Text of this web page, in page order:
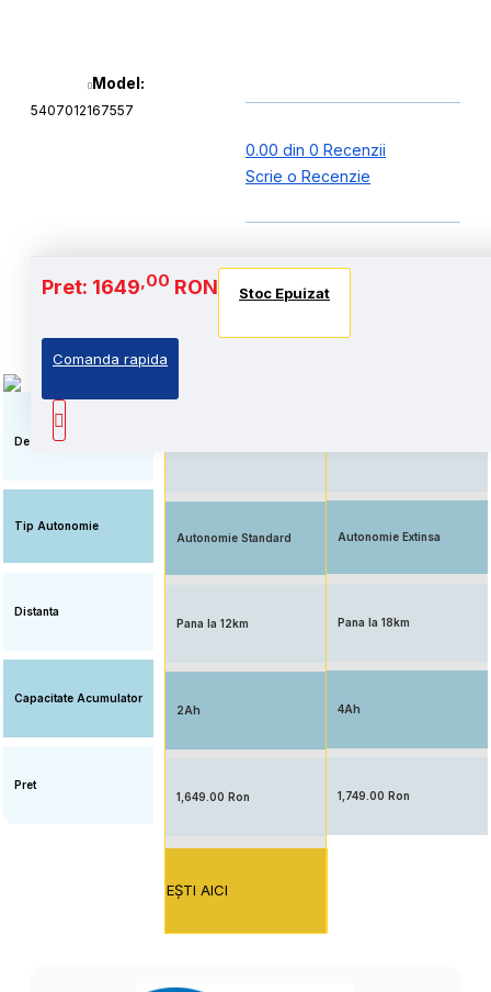
Model:
5407012167557
0.00 din 0 Recenzii
Scrie o Recenzie
Pret: 1649,00 RON Stoc Epuizat
Comanda rapida
Baterie si Autonomie
Descriere
Tip Autonomie
Distanta
Capacitate Acumulator
Pret
Stoc Epuizat
Standard: Pret accesibil,
Autonomie Standard
Pana la 12km
2Ah
1,649.00 Ron
EŞTI AICI
Stoc Epuizat
Autonomie Extinsa
Pana la 18km
4Ah
1,749.00 Ron